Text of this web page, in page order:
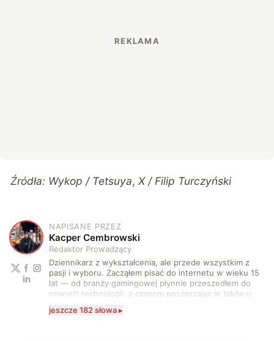
Źródła: Wykop / Tetsuya,X / Filip Turczyński
K
NAPISANE PRZEZ
Kacper Cembrowski
Redaktor Prowadzący
Dziennikarz z wykształcenia, ale przede wszystkim z
pasji i wyboru. Zacząłem pisać do internetu w wieku 15
lat — od branży gamingowej płynnie przeszedłem do
nowych technologii, z czasem poszerzając je także o
częściej stawać przed kamerą i za nią. Na co dzień
jeszcze 182 słowa ▸